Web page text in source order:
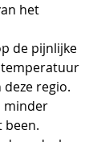
het
de pijnlijke
temperatuur
regio.
minder
been.